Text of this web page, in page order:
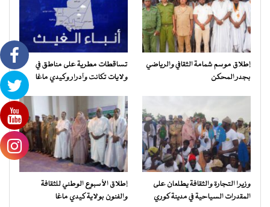
إطلاق موسم شمامة الثقافي والرياضي
بجدر المحكن
تساقطات مطرية على مناطق في
ولايات تكانت وآدرار وكيدي ماغا
وزيرا التجارة والثقافة يطلعان على
المقدرات السياحية في مدينة كوري
إطلاق الأسبوع الوطني للثقافة
والفنون بولاية كيدي ماغا